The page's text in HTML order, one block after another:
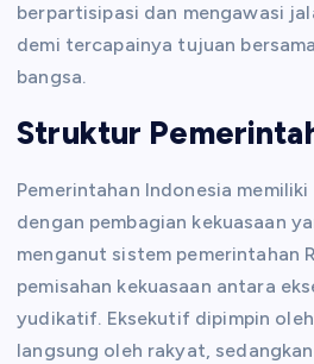
berpartisipasi dan mengawasi
demi tercapainya tujuan
bangsa.
Struktur
Pemerintahan Indonesia
dengan pembagian kekuasaan
menganut sistem pemerintahan
pemisahan kekuasaan antara
yudikatif. Eksekutif dipimpin
langsung oleh rakyat,